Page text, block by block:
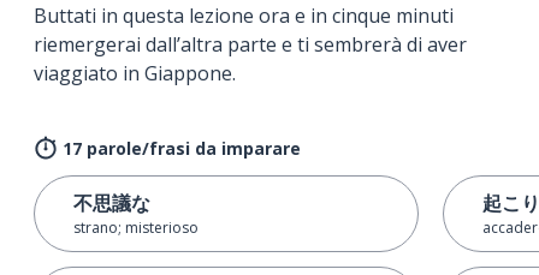
Buttati in questa lezione ora e in cinque minuti
riemergerai dall’altra parte e ti sembrerà di aver
viaggiato in Giappone.
17 parole/frasi da imparare
不思議な
strano; misterioso
起こ